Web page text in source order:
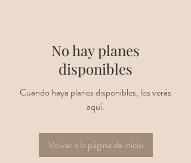
No hay planes
disponibles
Cuando haya planes disponibles, los verás
aquí.
Volver a la página de inicio